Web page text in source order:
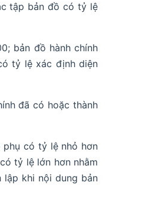
tập bản đồ có tỷ lệ
bản đồ hành chính
tỷ lệ xác định diện
đã có hoặc thành
phụ có tỷ lệ nhỏ hơn
tỷ lệ lớn hơn nhằm
khi nội dung bản